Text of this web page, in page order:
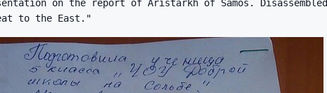
on the report of Aristarkh of Samos. Disassembled
to the East."